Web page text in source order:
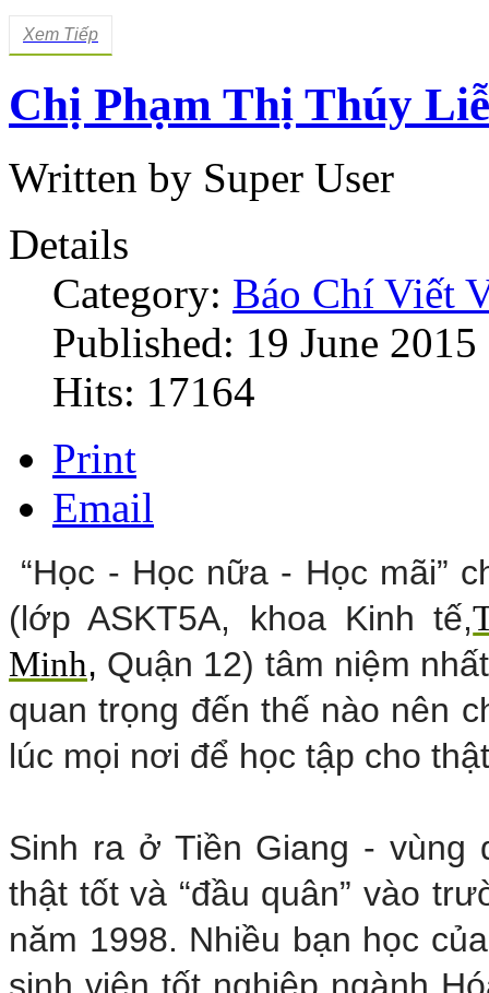
Xem Tiếp
Chị Phạm Thị Thúy
Written by Super User
Details
Category: Báo Chí Viết
Published: 19 June 2015
Hits: 17164
Print
Email
“Học - Học nữa - Học mãi”
(lớp ASKT5A, khoa Kinh tế,
Minh, Quận 12) tâm niệm
quan trọng đến thế nào nên
lúc mọi nơi để học tập cho
Sinh ra ở Tiền Giang - vùng
thật tốt và “đầu quân” vào
năm 1998. Nhiều bạn học
sinh viên tốt nghiệp ngành